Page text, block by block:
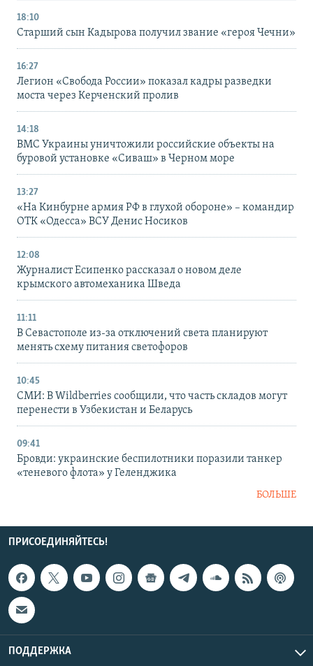
18:10
Старший сын Кадырова получил звание «героя Чечни»
16:27
Легион «Свобода России» показал кадры разведки
моста через Керченский пролив
14:18
ВМС Украины уничтожили российские объекты на
буровой установке «Сиваш» в Черном море
13:27
«На Кинбурне армия РФ в глухой обороне» – командир
ОТК «Одесса» ВСУ Денис Носиков
12:08
Журналист Есипенко рассказал о новом деле
крымского автомеханика Шведа
11:11
В Севастополе из-за отключений света планируют
менять схему питания светофоров
10:45
СМИ: В Wildberries сообщили, что часть складов могут
перенести в Узбекистан и Беларусь
09:41
Бровди: украинские беспилотники поразили танкер
«теневого флота» у Геленджика
БОЛЬШЕ
ПРИСОЕДИНЯЙТЕСЬ!
ПОДДЕРЖКА